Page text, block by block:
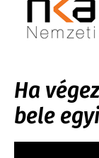
Ha
bele